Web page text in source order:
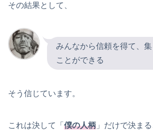
その結果として、
みんなから信頼を得て、
ことができる
そう信じています。
これは決して「 僕の人柄 」だけで決ま